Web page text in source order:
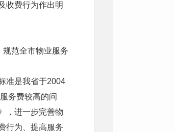
收费行为作出明
规范全市物业服务
准是我省于2004
务费较高的问
，进一步完善物
行为、提高服务